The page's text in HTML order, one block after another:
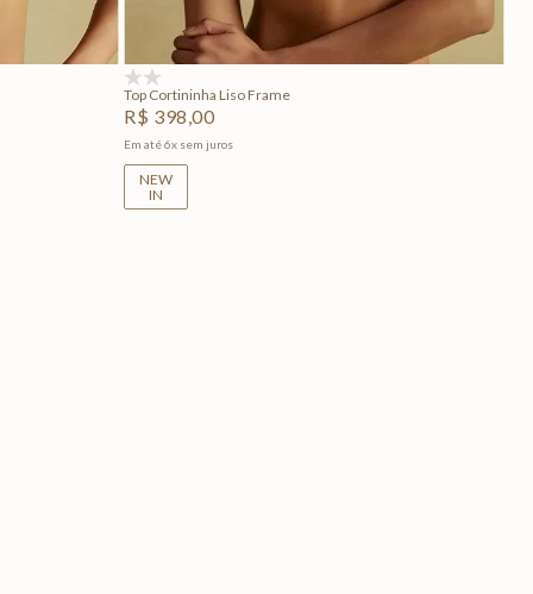
Adicionar na sacola
Top Cortininha Liso Frame
R$ 398,00
Em até6x sem juros
NEW
IN